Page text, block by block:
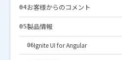
04お客様からのコメント
05製品情報
06Ignite UI for Angular